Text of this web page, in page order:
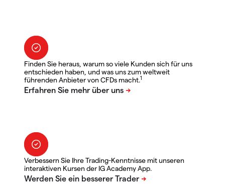
Finden Sie heraus, warum so viele Kunden sich für uns
entschieden haben, und was uns zum weltweit
führenden Anbieter von CFDs macht.1
Verbessern Sie Ihre Trading-Kenntnisse mit unseren
interaktiven Kursen der IG Academy App.